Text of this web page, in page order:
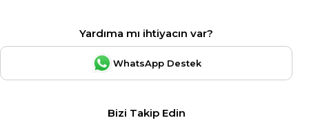
Yardıma mı ihtiyacın var?
WhatsApp Destek
Bizi Takip Edin